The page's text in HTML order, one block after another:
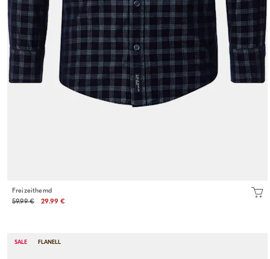
Freizeithemd
59.99 €
29.99 €
SALE FLANELL